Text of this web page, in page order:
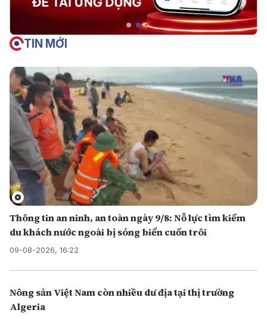
TIN MỚI
Thông tin an ninh, an toàn ngày 9/8: Nỗ lực tìm kiếm
du khách nước ngoài bị sóng biển cuốn trôi
09-08-2026, 16:22
Nông sản Việt Nam còn nhiều dư địa tại thị trường
Algeria